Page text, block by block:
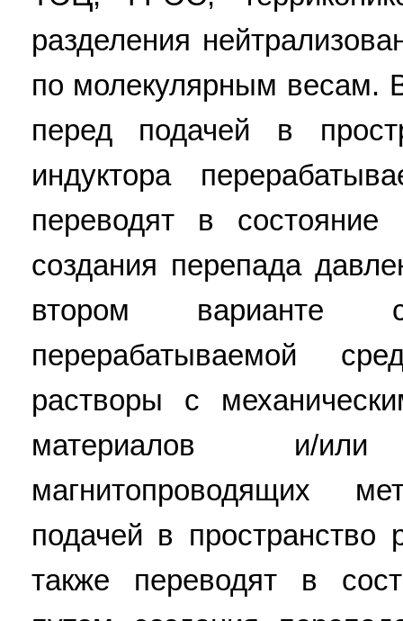
разделения
по молекулярным весам.
перед подачей в
индуктора
переводят в
создания перепада
втором варианте
перерабатываемой
растворы с
материалов и/
магнитопроводящих
подачей в пространство
также переводят в